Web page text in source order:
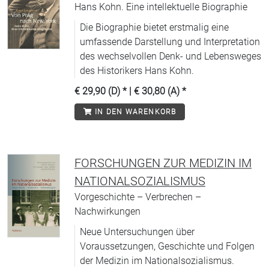
Hans Kohn. Eine intellektuelle Biographie
Die Biographie bietet erstmalig eine
umfassende Darstellung und Interpretation
des wechselvollen Denk- und Lebensweges
des Historikers Hans Kohn.
€ 29,90 (D) * | € 30,80 (A) *
IN DEN WARENKORB
FORSCHUNGEN ZUR MEDIZIN IM
NATIONALSOZIALISMUS
Vorgeschichte – Verbrechen –
Nachwirkungen
Neue Untersuchungen über
Voraussetzungen, Geschichte und Folgen
der Medizin im Nationalsozialismus.